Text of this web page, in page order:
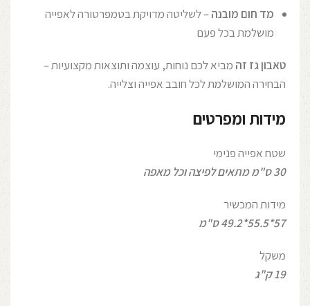
מד חום מובנה– לשליטה מדויקת בטמפרטורה לאפייה
מושלמת בכל פעם
טאבון גז זה מביא לכם נוחות, עוצמה ותוצאות מקצועיות –
הבחירה המושלמת לכל חובב אפייה וצלייה.
מידות ומפרטים
שטח אפייה פנימי
30 ס"מ מתאים לפיצה וכל מאפה
מידות המכשיר
57*55.5*49.2 ס"מ
משקל
19 ק"ג